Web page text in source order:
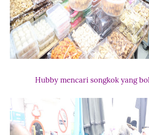
Hubby mencari songkok yang